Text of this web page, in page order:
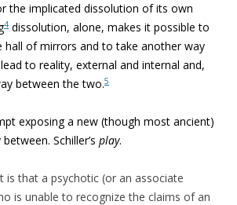
the implicated dissolution of its own
4 dissolution, alone, makes it possible to
hall of mirrors and to take another way
to reality, external and internal and,
between the two.5
exposing a new (though most ancient)
Schiller’s play.
is that a psychotic (or an associate
is unable to recognize the claims of an